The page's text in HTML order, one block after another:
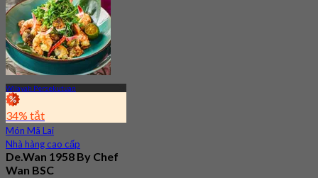
Wilayah Persekutuan
34% tắt
Món Mã Lai
Nhà hàng cao cấp
De.Wan 1958 By Chef
Wan BSC